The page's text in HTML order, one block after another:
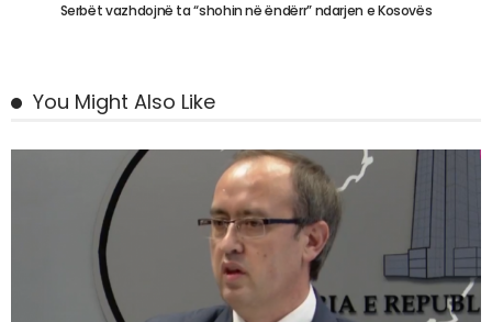
Serbët vazhdojnë ta “shohin në ëndërr” ndarjen e Kosovës
You Might Also Like